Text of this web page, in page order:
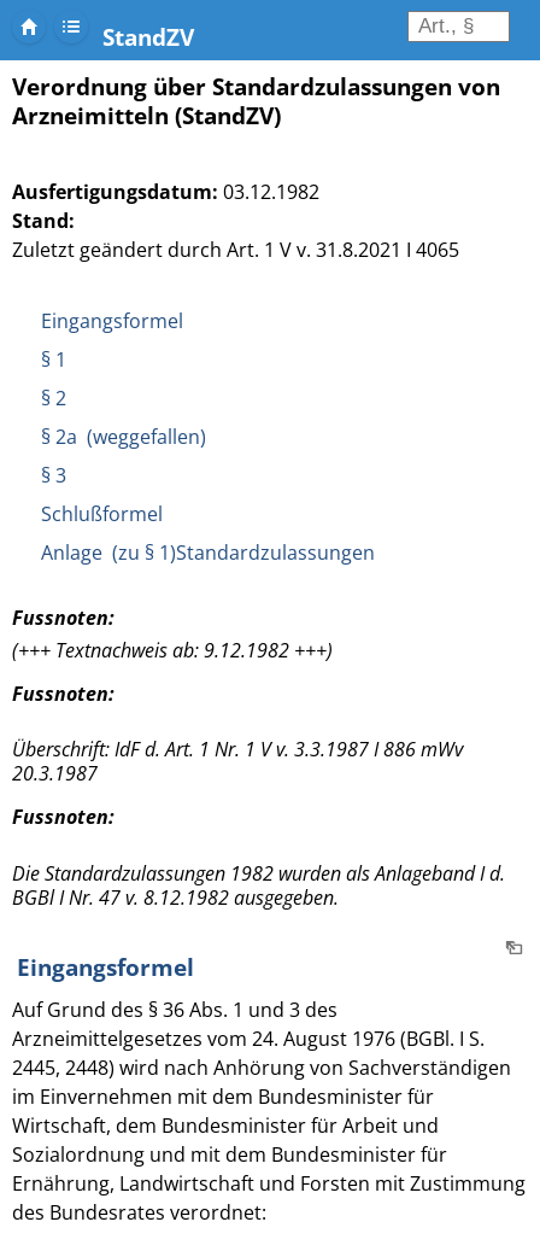
StandZV
Verordnung über Standardzulassungen von
Arzneimitteln (StandZV)
Ausfertigungsdatum: 03.12.1982
Stand:
Zuletzt geändert durch Art. 1 V v. 31.8.2021 I 4065
Eingangsformel
§ 1
§ 2
§ 2a (weggefallen)
§ 3
Schlußformel
Anlage (zu § 1)Standardzulassungen
Fussnoten:
(+++ Textnachweis ab: 9.12.1982 +++)
Fussnoten:
Überschrift: IdF d. Art. 1 Nr. 1 V v. 3.3.1987 I 886 mWv
20.3.1987
Fussnoten:
Die Standardzulassungen 1982 wurden als Anlageband I d.
BGBl I Nr. 47 v. 8.12.1982 ausgegeben.
Eingangsformel
Auf Grund des § 36 Abs. 1 und 3 des
Arzneimittelgesetzes vom 24. August 1976 (BGBl. I S.
2445, 2448) wird nach Anhörung von Sachverständigen
im Einvernehmen mit dem Bundesminister für
Wirtschaft, dem Bundesminister für Arbeit und
Sozialordnung und mit dem Bundesminister für
Ernährung, Landwirtschaft und Forsten mit Zustimmung
des Bundesrates verordnet: